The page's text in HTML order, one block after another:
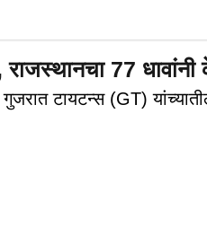
77 धावांनी
(GT) यांच्यातील